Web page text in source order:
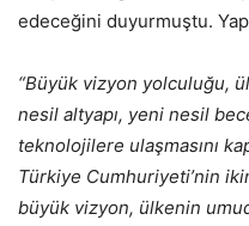
edeceğini duyurmuştu.
“Büyük vizyon yolculuğu,
nesil altyapı, yeni nesil
teknolojilere ulaşmasını
Türkiye Cumhuriyeti’nin
büyük vizyon, ülkenin